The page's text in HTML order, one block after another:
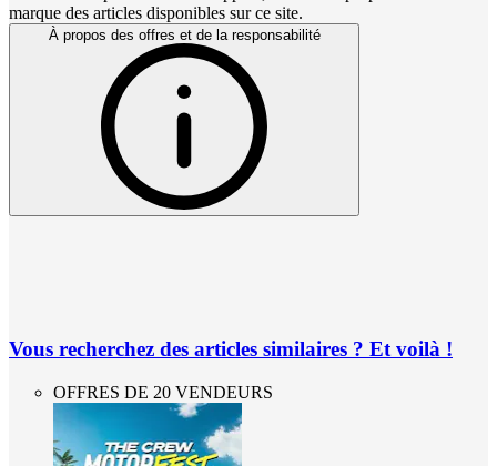
marque des articles disponibles sur ce site.
À propos des offres et de la responsabilité
Vous recherchez des articles similaires ? Et voilà !
OFFRES DE 20 VENDEURS